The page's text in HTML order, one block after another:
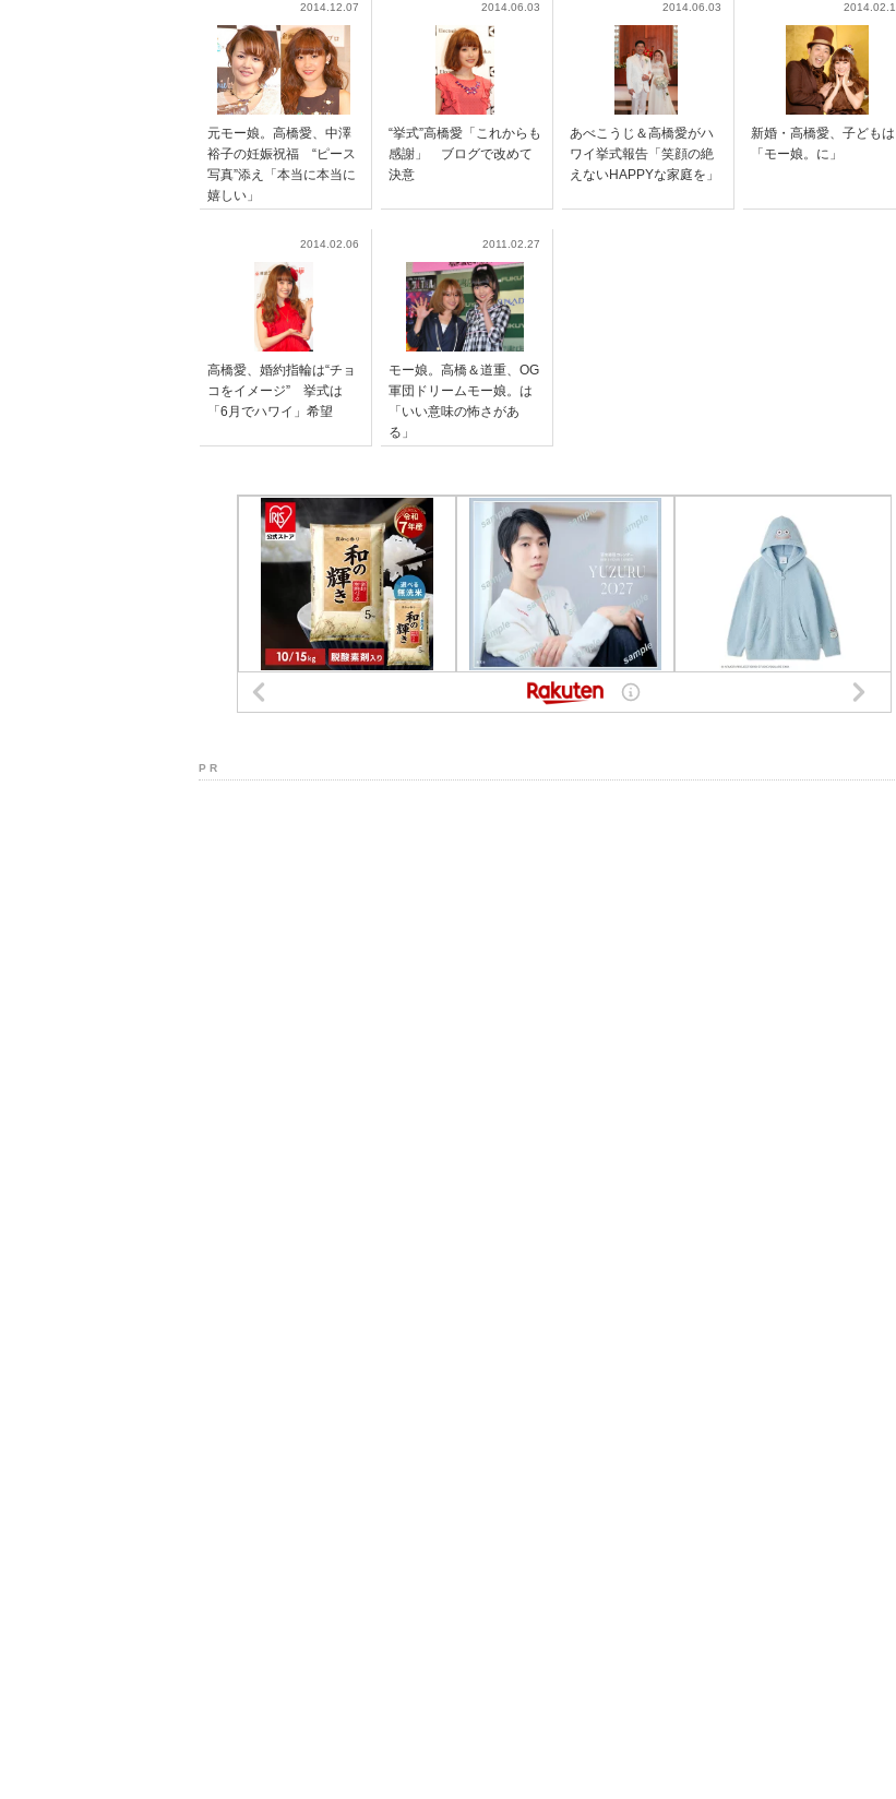
2014.12.07
元モー娘。高橋愛、中澤
裕子の妊娠祝福 “ピース
写真”添え「本当に本当に
嬉しい」
2014.06.03
“挙式”高橋愛「これからも
感謝」 ブログで改めて
決意
2014.06.03
あべこうじ＆高橋愛がハ
ワイ挙式報告「笑顔の絶
えないHAPPYな家庭を」
新婚・高橋愛、子どもは
「モー娘。に」
2014.02.06
高橋愛、婚約指輪は“チョ
コをイメージ” 挙式は
「6月でハワイ」希望
2011.02.27
モー娘。高橋＆道重、OG
軍団ドリームモー娘。は
「いい意味の怖さがあ
る」
P R